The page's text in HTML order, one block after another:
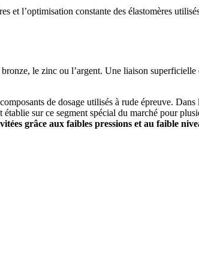
l’optimisation constante des élastomères
le zinc ou l’argent. Une liaison
de dosage utilisés à rude épreuve.
établie sur ce segment spécial du marché pour
grâce aux faibles pressions et au faible